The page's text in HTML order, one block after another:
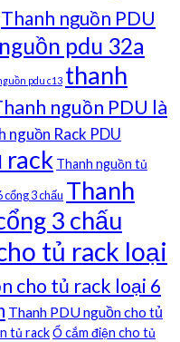
Thanh nguồn PDU
pdu 32a
pdu c13 thanh
nguồn PDU là
nguồn Rack PDU
rack Thanh nguồn tủ
cổng 3 chấu Thanh
3 chấu
tủ rack loại
cho tủ rack loại 6
Thanh PDU nguồn cho tủ
tủ rackỔ cắm điện cho tủ